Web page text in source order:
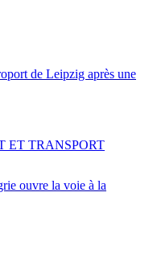
de Leipzig après une
ouvre la voie à la
ET TRANSPORT